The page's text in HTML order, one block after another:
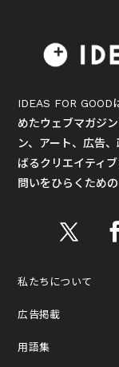
IDEAS FOR GOOD
めたウェブマガジ
ン、アート、広告
ばるクリエイティ
問いをひらくため
私たちについて
広告掲載
用語集